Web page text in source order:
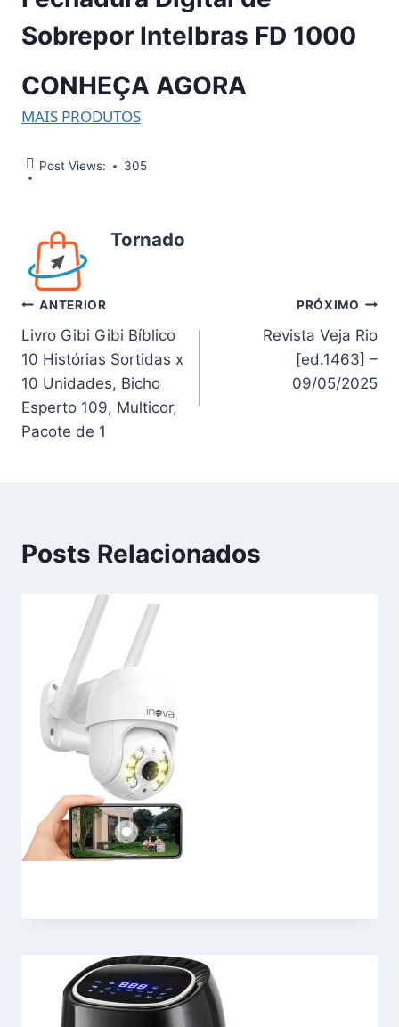
Sobrepor Intelbras FD 1000
CONHEÇA AGORA
MAIS PRODUTOS
Post Views: 305
Tornado
Navegação
de
Post
ANTERIOR
Livro Gibi Gibi Bíblico
10 Histórias Sortidas x
10 Unidades, Bicho
Esperto 109, Multicor,
Pacote de 1
PRÓXIMO
Revista Veja Rio
[ed.1463] –
09/05/2025
Posts Relacionados